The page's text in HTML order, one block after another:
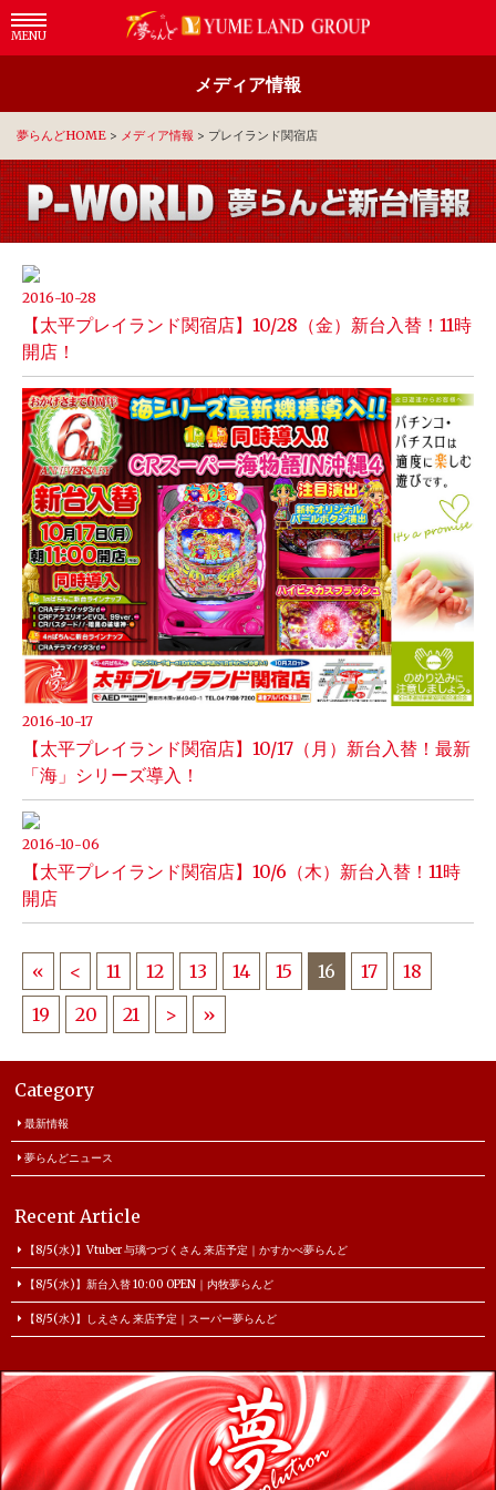
MENU
メディア情報
夢らんどHOME > メディア情報 > プレイランド関宿店
2016-10-28
【太平プレイランド関宿店】10/28（金）新台入替！11時
開店！
2016-10-17
【太平プレイランド関宿店】10/17（月）新台入替！最新
「海」シリーズ導入！
2016-10-06
【太平プレイランド関宿店】10/6（木）新台入替！11時
開店
« < 11 12 13 14 15 16 17
18
19
20 21 > »
Category
最新情報
夢らんどニュース
Recent Article
【8/5(水)】Vtuber 与璃つづくさん 来店予定｜かすかべ夢らんど
【8/5(水)】新台入替 10:00 OPEN｜内牧夢らんど
【8/5(水)】しえさん 来店予定｜スーパー夢らんど